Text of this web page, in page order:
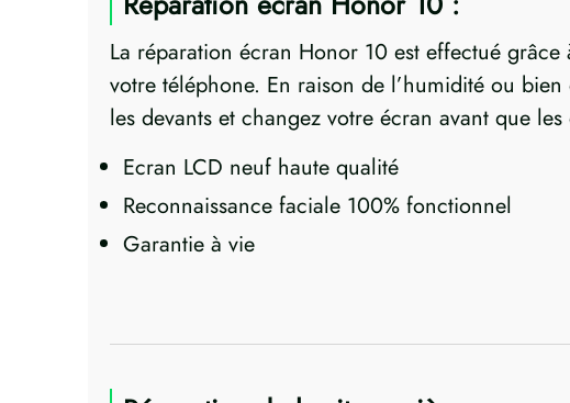
La réparation écran Honor 10 est effectué
votre téléphone. En raison de l’humidité ou
les devants et changez votre écran avant que
Ecran LCD neuf haute qualité
Reconnaissance faciale 100% fonctionnel
Garantie à vie